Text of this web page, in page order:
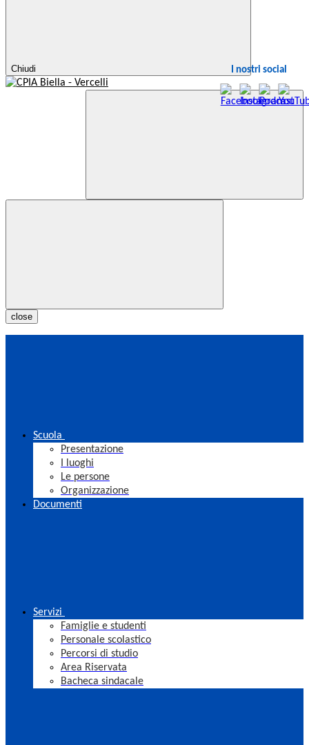
Chiudi I nostri social
close
Scuola
Presentazione
I luoghi
Le persone
Organizzazione
Documenti
Servizi
Famiglie e studenti
Personale scolastico
Percorsi di studio
Area Riservata
Bacheca sindacale